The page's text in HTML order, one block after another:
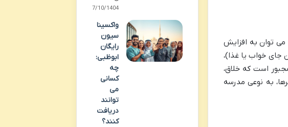
توان به افزایش
جای خواب یا غذا)،
مجبور است که خلاق،
به نوعی مدرسه
07/10/1404
واکسینا
سیون
رایگان
ابوظبی:
چه
کسانی
می
توانند
دریافت
کنند؟